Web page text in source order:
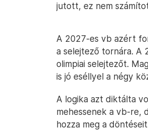
jutott, ez nem
A 2027-es vb azért
a selejtező tornára. A
olimpiai selejtezőt.
is jó eséllyel a négy
A logika azt diktálta
mehessenek a vb-re,
hozza meg a